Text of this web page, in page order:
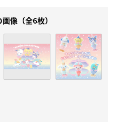
像（全6枚）